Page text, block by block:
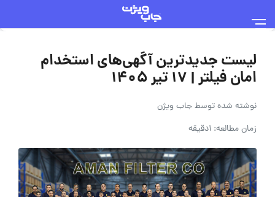
لیست جدیدترین آگهی‌های استخدام
امان فیلتر | ۱۷ تیر ۱۴۰۵
نوشته شده توسطجاب ویژن
زمان مطالعه: 1دقیقه